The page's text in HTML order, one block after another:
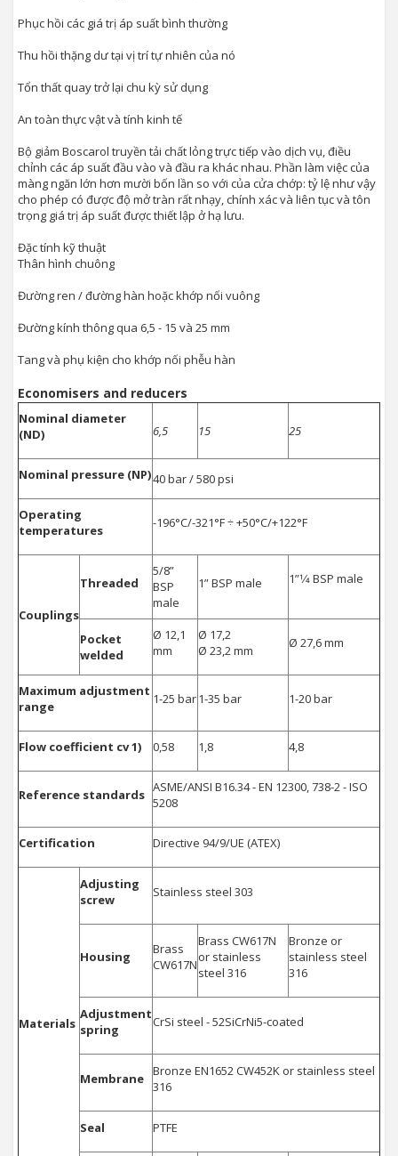
Phục hồi các giá trị áp suất bình thường
Thu hồi thặng dư tại vị trí tự nhiên của nó
Tổn thất quay trở lại chu kỳ sử dụng
An toàn thực vật và tính kinh tế
Bộ giảm Boscarol truyền tải chất lỏng trực tiếp vào dịch vụ, điều
chỉnh các áp suất đầu vào và đầu ra khác nhau. Phần làm việc của
màng ngăn lớn hơn mười bốn lần so với của cửa chớp: tỷ lệ như vậy
cho phép có được độ mở tràn rất nhạy, chính xác và liên tục và tôn
trọng giá trị áp suất được thiết lập ở hạ lưu.
Đặc tính kỹ thuật
Thân hình chuông
Đường ren / đường hàn hoặc khớp nối vuông
Đường kính thông qua 6,5 - 15 và 25 mm
Tang và phụ kiện cho khớp nối phễu hàn
Economisers and reducers
Nominal diameter
(ND)
6,5 15 25
Nominal pressure (NP)40 bar / 580 psi
Operating
temperatures
-196°C/-321°F ÷ +50°C/+122°F
Couplings
Threaded
5/8”
BSP
male
1” BSP male 1”1⁄4 BSP male
Pocket
welded
Ø 12,1
mm
Ø 17,2
Ø 23,2 mm
Ø 27,6 mm
Maximum adjustment
range
1-25 bar1-35 bar 1-20 bar
Flow coefficient cv 1) 0,58 1,8 4,8
Reference standards ASME/ANSI B16.34 - EN 12300, 738-2 - ISO
5208
Certification Directive 94/9/UE (ATEX)
Materials
Adjusting
screw
Stainless steel 303
Housing
Brass
CW617N
Brass CW617N
or stainless
steel 316
Bronze or
stainless steel
316
Adjustment
spring
CrSi steel - 52SiCrNi5-coated
Membrane Bronze EN1652 CW452K or stainless steel
316
Seal PTFE